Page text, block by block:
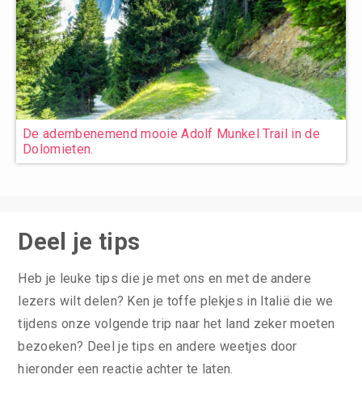
De adembenemend mooie Adolf Munkel Trail in de
Dolomieten.
Deel je tips
Heb je leuke tips die je met ons en met de andere
lezers wilt delen? Ken je toffe plekjes in Italië die we
tijdens onze volgende trip naar het land zeker moeten
bezoeken? Deel je tips en andere weetjes door
hieronder een reactie achter te laten.